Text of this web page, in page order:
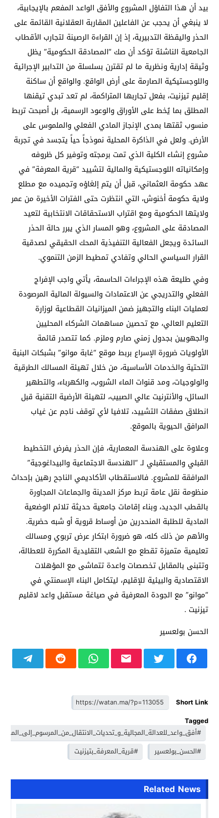
بيد أن هذا التفاؤل المشروع والأفق الواعد المفعم بالإيجابية،
لا ينبغي أن يحجب عن الفاعلين المقاربة العقلانية القائمة على
الحذر واليقظة التدبيرية، إذ إن القراءة الرصينة لتجارب الأقطاب
الجامعية الناشئة تؤكد أن صك “المصادقة الحكومية” يظل
وثيقة إدارية ونظرية ما لم تقترن بسلسلة من التدابير الإجرائية
واللوجستيكية الصارمة على أرض الواقع. والواقع أن ساكنة
إقليم تيزنيت، بفعل تجاربها المتراكمة، لم تعد تبدي تيقنها
المطلق بما يُخط على الأوراق والوعود الرسمية، بل أصبحت تربط
منسوب ثقتها بمدى الإنجاز المادي الفعلي والملموس على
الأرض. ولعل في الذاكرة المحلية نموذجاً حياً يتجسد في تجربة
مشروع إنشاء الكلية الذي تمت برمجته وتوفير كل ظروفه
وإمكانياته اللوجستيكية والمالية لتشييد “قرية المعرفة” في
عهد حكومة العثماني، قبل أن يتم إلغاؤه وتجميده مع مطلع
ولاية حكومة أخنوش، التي انتظرت حتى الفترات الأخيرة من عمر
ولايتها الحكومية ومع اقتراب الاستحقاقات الانتخابية لتعيد
المصادقة على المشروع، وهو المسار الذي يبرر حالة الحذر
السائدة ويجعل الفعالية التنفيذية المحك الحقيقي لصدقية
القرار السياسي الحالي وتفادي تمطيط الزمن التنموي.
وفي طليعة هذه الإجراءات الحاسمة، يأتي واجب الإفراج
الفعلي والتدريجي عن الاعتمادات والسيولة المالية المرصودة
لعمليات البناء والتجهيز ضمن الميزانيات القطاعية لوزارة
التعليم العالي، مع تحصين مساهمات الشركاء المحليين
والجهويين بجدول زمني صارم وملزم. كما تتصدر قائمة
الأولويات ضرورة الإسراع بربط موقع “غابة موانو” بشبكات البنية
التحتية والخدمات الأساسية، من خلال تهيئة المسالك الطرقية
والولوجيات، ومد قنوات الماء الشروب، والكهرباء، والتطهير
السائل، والأنترنيت عالي الصبيب، لتهيئة الأرضية التقنية قبل
انطلاق صفقات التشييد، تلافيا لأي توقف ناجم عن غياب
المرافق الحيوية بالموقع.
وعلاوة على الهندسة المعمارية، فإن الحذر يفرض التخطيط
القبلي والمستقبلي لـ “الهندسة الاجتماعية والبيداغوجية”
المرافقة للمشروع. فالاستقطاب الأكاديمي الناجح رهين بإحداث
منظومة نقل عامة تربط مركز المدينة والجماعات المجاورة
بالقطب الجديد، وبناء إقامات جامعية حديثة تلائم الوضعية
المادية للطلبة المنحدرين من أوساط قروية أو شبه حضرية.
والأهم من ذلك كله، هو ضرورة ابتكار عرض تربوي ومسالك
تعليمية متميزة تقطع مع الشعب التقليدية المكررة للعطالة،
وتتبنى بالمقابل تخصصات واعدة تتماشى مع المؤهلات
الاقتصادية والبيئية للإقليم، ليتكامل البناء الإسمنتي في
“موانو” مع الجودة المعرفية في صياغة مستقبل واعد لاقليم
تيزنيت .
الحسن بولعسير
Short Link
Tagged
#أفق_واعد_للعدالة_المجالية_و_تحديات_الانتقال_من_المرسوم_إلى_المدرج
#الحسن_بولعسير
#قرية_المعرفة_بتيزنيت
Related News